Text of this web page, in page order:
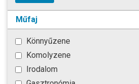
Műfaj
Könnyűzene
Komolyzene
Irodalom